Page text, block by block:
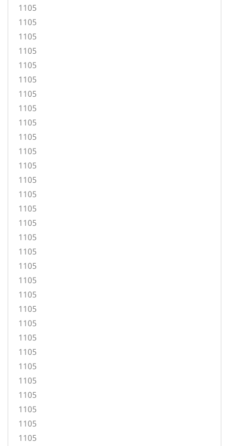
1105
1105
1105
1105
1105
1105
1105
1105
1105
1105
1105
1105
1105
1105
1105
1105
1105
1105
1105
1105
1105
1105
1105
1105
1105
1105
1105
1105
1105
1105
1105